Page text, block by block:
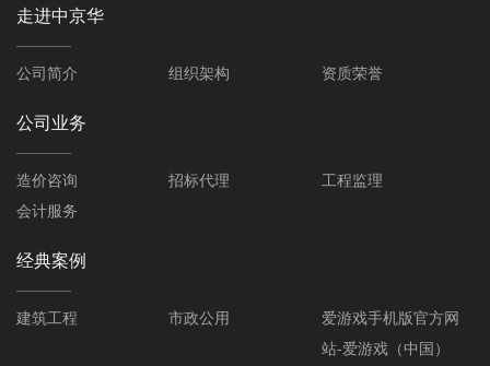
走进中京华
公司简介 组织架构 资质荣誉
公司业务
造价咨询 招标代理
工程监理
会计服务
经典案例
建筑工程 市政公用
爱游戏手机版官方网
站-爱游戏（中国）